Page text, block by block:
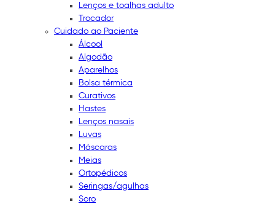
Lenços e toalhas adulto
Trocador
Cuidado ao Paciente
Álcool
Algodão
Aparelhos
Bolsa térmica
Curativos
Hastes
Lenços nasais
Luvas
Máscaras
Meias
Ortopédicos
Seringas/agulhas
Soro